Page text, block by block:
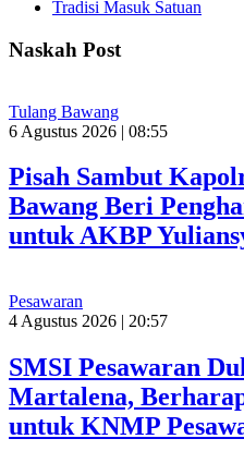
Tradisi Masuk Satuan
Naskah Post
Tulang Bawang
6 Agustus 2026 | 08:55
Pisah Sambut
Bawang Beri
untuk AKBP
Pesawaran
4 Agustus 2026 | 20:57
SMSI Pesawaran
Martalena,
untuk KNMP